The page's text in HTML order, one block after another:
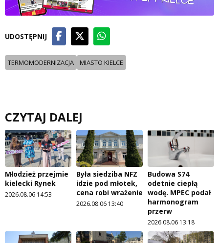
UDOSTĘPNIJ
TERMOMODERNIZACJA MIASTO KIELCE
CZYTAJ DALEJ
Młodzież przejmie
kielecki Rynek
2026.08.06 14:53
Była siedziba NFZ
idzie pod młotek,
cena robi wrażenie
2026.08.06 13:40
Budowa S74
odetnie ciepłą
wodę. MPEC podał
harmonogram
przerw
2026.08.06 13:18